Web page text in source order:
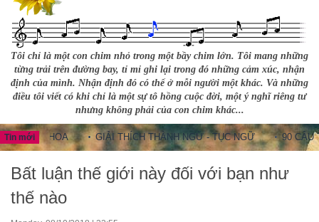
Tôi chỉ là một con chim nhỏ trong một bầy chim lớn. Tôi mang những
từng trải trên đường bay, tỉ mỉ ghi lại trong đó những cảm xúc, nhận
định của mình. Nhận định đó có thể ở mỗi người một khác. Và những
điều tôi viết có khi chỉ là một sự tô hồng cuộc đời, một ý nghĩ riêng tư
nhưng không phải của con chim khác...
Tin mới
HOA GIẢI THÍCH THÀNH NGỮ - TỤC NGỮ 90 CÂU THÀNH
Bất luận thế giới này đối với bạn như
thế nào